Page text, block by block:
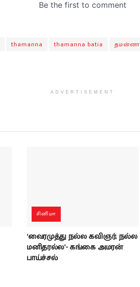
thamanna thamanna batia தமன்னா
ADVERTISEMENT
சினிமா
‘வைரமுத்து நல்ல கவிஞர்; நல்ல
மனிதரல்ல’- கங்கை அமரன்
பாய்ச்சல்